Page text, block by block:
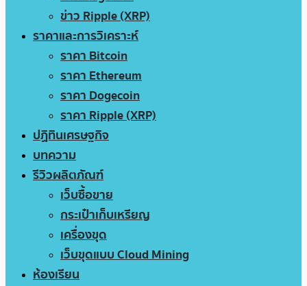
ข่าว Ripple (XRP)
ราคาและการวิเคราะห์
ราคา Bitcoin
ราคา Ethereum
ราคา Dogecoin
ราคา Ripple (XRP)
ปฏิทินเศรษฐกิจ
บทความ
รีวิวผลิตภัณฑ์
เว็บซื้อขาย
กระเป๋าเก็บเหรียญ
เครื่องขุด
เว็บขุดแบบ Cloud Mining
ห้องเรียน